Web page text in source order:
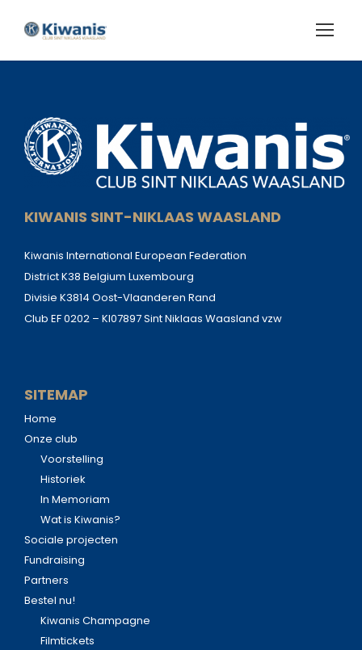
KIWANIS SINT-NIKLAAS WAASLAND
Kiwanis International European Federation
District K38 Belgium Luxembourg
Divisie K3814 Oost-Vlaanderen Rand
Club EF 0202 – KI07897 Sint Niklaas Waasland vzw
SITEMAP
Home
Onze club
Voorstelling
Historiek
In Memoriam
Wat is Kiwanis?
Sociale projecten
Fundraising
Partners
Bestel nu!
Kiwanis Champagne
Filmtickets